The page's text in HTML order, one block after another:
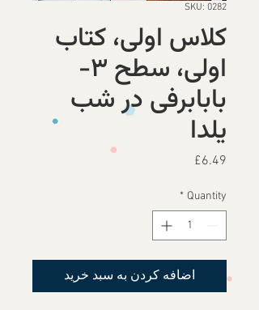
SKU: 0282
کلاس اولی، کتاب
اولی، سطح ۳-
بابابرفی در شب
یلدا
£6.49
Quantity
*
اضافه کردن به سبد خرید